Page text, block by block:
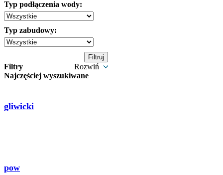
Typ podłączenia wody:
Typ zabudowy:
Filtry
Rozwiń
Najczęściej wyszukiwane
gliwicki
pow